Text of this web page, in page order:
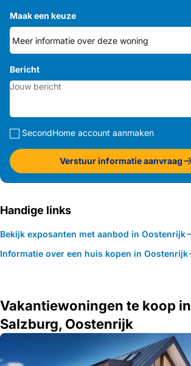
combineert.
Maak een keuze
Bericht
SecondHome account aanmaken
Verstuur informatie aanvraag
Handige links
Bekijk exposanten met aanbod in Oostenrijk
Informatie over een huis kopen in Oostenrijk
Vakantiewoningen te koop in
Salzburg, Oostenrijk